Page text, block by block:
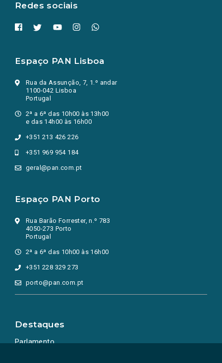
Redes sociais
Espaço PAN Lisboa
Rua da Assunção, 7, 1.º andar
1100-042 Lisboa
Portugal
2ª a 6ª das 10h00 às 13h00
e das 14h00 às 16h00
+351 213 426 226
+351 969 954 184
geral@pan.com.pt
Espaço PAN Porto
Rua Barão Forrester, n.º 783
4050-273 Porto
Portugal
2ª a 6ª das 10h00 às 16h00
+351 228 329 273
porto@pan.com.pt
Destaques
Parlamento